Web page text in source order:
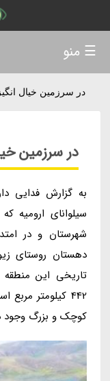
در سرزمین خیال
در سرزمین
به گزارش فدایی
شهرستان و در
دهستان روستای
تاریخی این
کوچک و بزرگ وجود
☰ منو